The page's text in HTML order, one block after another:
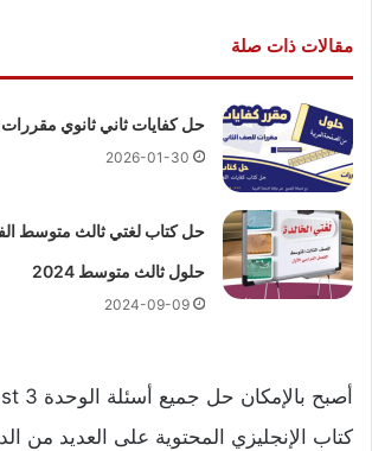
مقالات ذات صلة
حل كفايات ثاني ثانوي مقررات
2026-01-30
حلول ثالث متوسط 2024
2024-09-09
كتاب الإنجليزي المحتوية على العديد من